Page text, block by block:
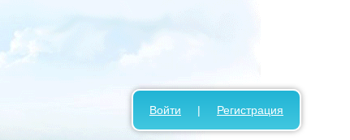
Войти | Регистрация